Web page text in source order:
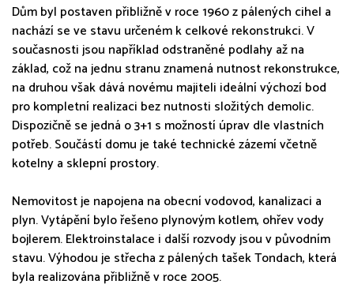
Dům byl postaven přibližně v roce 1960 z pálených cihel a
nachází se ve stavu určeném k celkové rekonstrukci. V
současnosti jsou například odstraněné podlahy až na
základ, což na jednu stranu znamená nutnost rekonstrukce,
na druhou však dává novému majiteli ideální výchozí bod
pro kompletní realizaci bez nutnosti složitých demolic.
Dispozičně se jedná o 3+1 s možností úprav dle vlastních
potřeb. Součástí domu je také technické zázemí včetně
kotelny a sklepní prostory.
Nemovitost je napojena na obecní vodovod, kanalizaci a
plyn. Vytápění bylo řešeno plynovým kotlem, ohřev vody
bojlerem. Elektroinstalace i další rozvody jsou v původním
stavu. Výhodou je střecha z pálených tašek Tondach, která
byla realizována přibližně v roce 2005.